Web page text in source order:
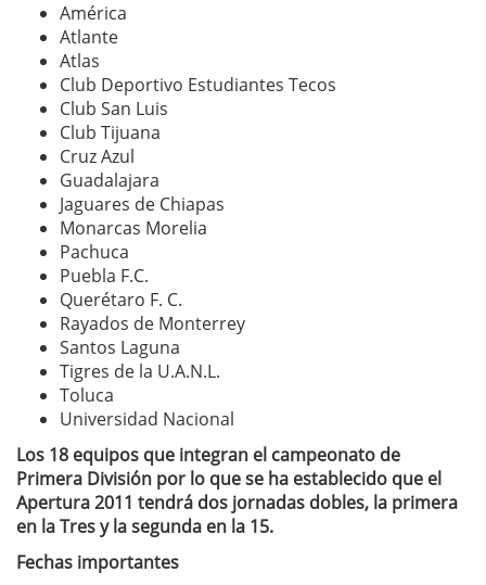
América
Atlante
Atlas
Club Deportivo Estudiantes Tecos
Club San Luis
Club Tijuana
Cruz Azul
Guadalajara
Jaguares de Chiapas
Monarcas Morelia
Pachuca
Puebla F.C.
Querétaro F. C.
Rayados de Monterrey
Santos Laguna
Tigres de la U.A.N.L.
Toluca
Universidad Nacional
Los 18 equipos que integran el campeonato de
Primera División por lo que se ha establecido que el
Apertura 2011 tendrá dos jornadas dobles, la primera
en la Tres y la segunda en la 15.
Fechas importantes